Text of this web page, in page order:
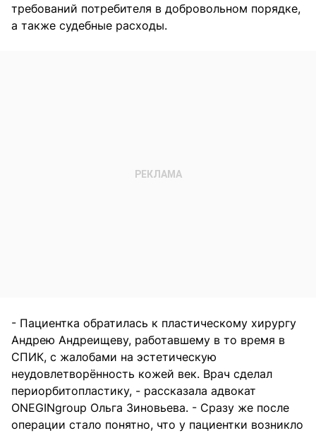
требований потребителя в добровольном порядке,
а также судебные расходы.
- Пациентка обратилась к пластическому хирургу
Андрею Андреищеву, работавшему в то время в
СПИК, с жалобами на эстетическую
неудовлетворённость кожей век. Врач сделал
периорбитопластику, - рассказала адвокат
ONEGINgroup Ольга Зиновьева. - Сразу же после
операции стало понятно, что у пациентки возникло